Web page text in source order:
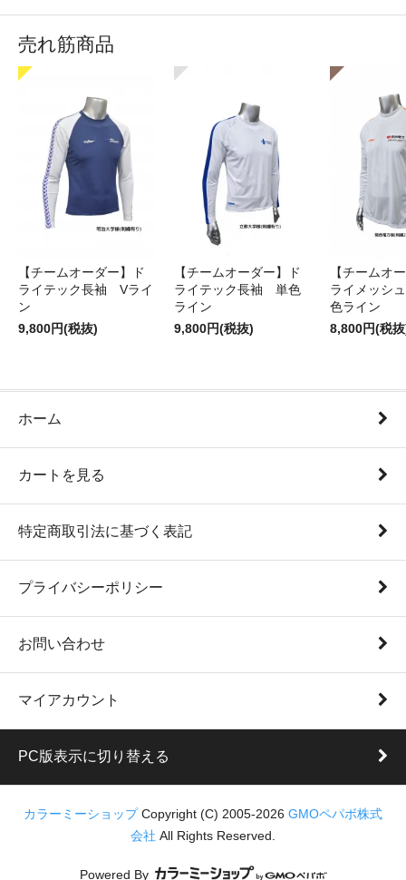
売れ筋商品
【チームオーダー】ド
ライテック長袖 Vライ
ン
9,800円(税抜)
【チームオーダー】ド
ライテック長袖 単色
ライン
9,800円(税抜)
【チームオ
ライメッシ
色ライン
8,800円(税
ホーム
カートを見る
特定商取引法に基づく表記
プライバシーポリシー
お問い合わせ
マイアカウント
PC版表示に切り替える
カラーミーショップ Copyright (C) 2005-2026 GMOペパボ株式
会社 All Rights Reserved.
Powered By